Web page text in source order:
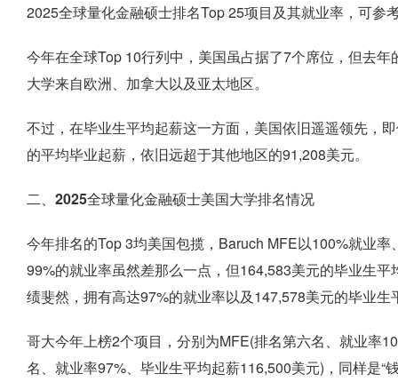
2025全球量化金融硕士排名Top 25项目及其就业率，可参
今年在全球Top 10行列中，美国虽占据了7个席位，但去
大学来自欧洲、加拿大以及亚太地区。
不过，在毕业生平均起薪这一方面，美国依旧遥遥领先，
的平均毕业起薪，依旧远超于其他地区的91,208美元。
二、2025全球量化金融硕士美国大学排名情况
今年排名的Top 3均美国包揽，Baruch MFE以100%就业
99%的就业率虽然差那么一点，但164,583美元的毕业生
绩斐然，拥有高达97%的就业率以及147,578美元的毕业生
哥大今年上榜2个项目，分别为MFE(排名第六名、就业率
名、就业率97%、毕业生平均起薪116,500美元)，同样是“